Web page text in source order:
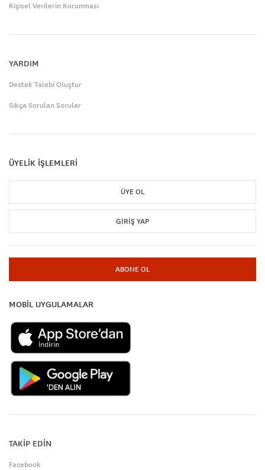
Kişisel Verilerin Korunması
YARDIM
Destek Talebi Oluştur
Sıkça Sorulan Sorular
ÜYELİK İŞLEMLERİ
ÜYE OL
GIRIŞ YAP
ABONE OL
MOBİL UYGULAMALAR
TAKİP EDİN
Facebook